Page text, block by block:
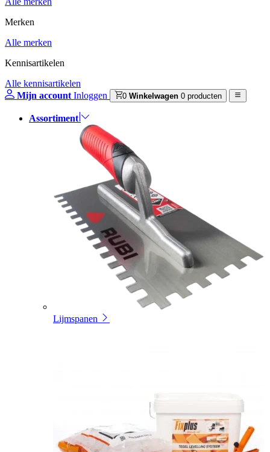
Merken
Alle merken
Kennisartikelen
Alle kennisartikelen
Mijn account Inloggen 0 Winkelwagen 0 producten
Assortiment
Lijmspanen